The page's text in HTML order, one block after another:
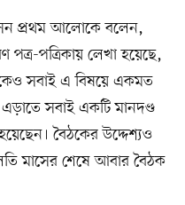
প্রথম আলোকে বলেন,
পত্র-পত্রিকায় লেখা হয়েছে,
সবাই এ বিষয়ে একমত
সবাই একটি মানদণ্ড
বৈঠকের উদ্দেশ্যও
মাসের শেষে আবার বৈঠক